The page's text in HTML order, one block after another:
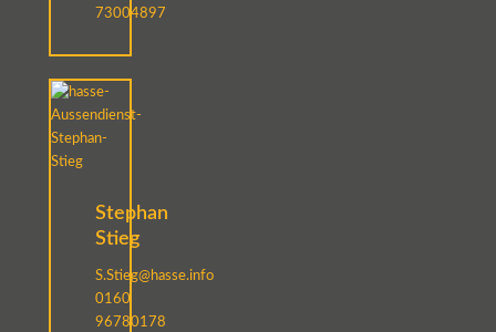
73004897
Stephan
Stieg
S.Stieg@hasse.info
0160
96780178